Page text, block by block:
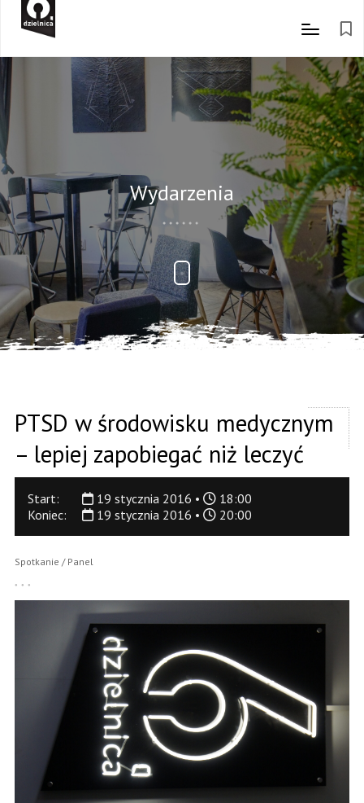
Wydarzenia
PTSD w środowisku medycznym
– lepiej zapobiegać niż leczyć
Start: 19 stycznia 2016 •
18:00
Koniec:
19 stycznia 2016 • 20:00
Spotkanie / Panel